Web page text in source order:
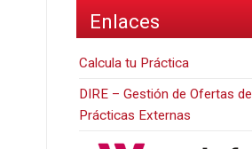
Enlaces
Calcula tu Práctica
DIRE – Gestión de Ofertas de
Prácticas Externas